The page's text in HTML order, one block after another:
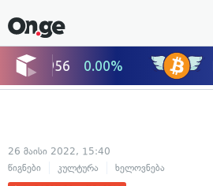
26 მაისი 2022, 15:40
წიგნები
კულტურა ხელოვნება